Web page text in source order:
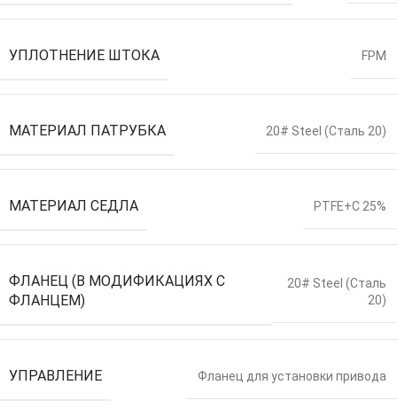
УПЛОТНЕНИЕ ШТОКА FPM
МАТЕРИАЛ ПАТРУБКА 20# Steel (Сталь 20)
МАТЕРИАЛ СЕДЛА PTFE+C 25%
ФЛАНЕЦ (В МОДИФИКАЦИЯХ С
ФЛАНЦЕМ)
20# Steel (Сталь
20)
УПРАВЛЕНИЕ Фланец для установки привода